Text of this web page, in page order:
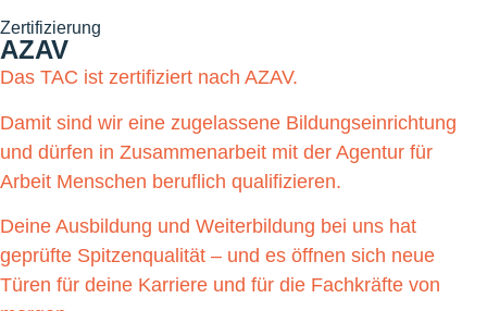
Zertifizierung
AZAV
Das TAC ist zertifiziert nach AZAV.
Damit sind wir eine zugelassene Bildungseinrichtung
und dürfen in Zusammenarbeit mit der Agentur für
Arbeit Menschen beruflich qualifizieren.
Deine Ausbildung und Weiterbildung bei uns hat
geprüfte Spitzenqualität – und es öffnen sich neue
Türen für deine Karriere und für die Fachkräfte von